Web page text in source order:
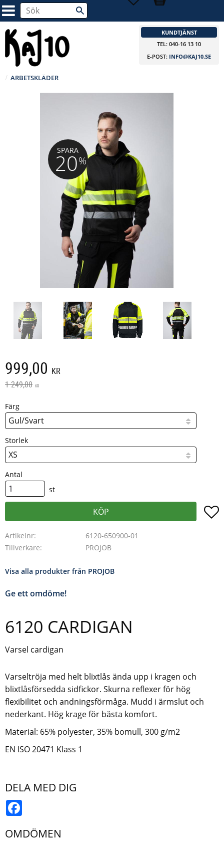
KUNDTJÄNST
TEL: 040-16 13 10
E-POST: INFO@KAJ10.SE
ARBETSKLÄDER
SPARA
20%
Nedsatt pris:
999,00 KR
Ordinarie pris:
1 249,00 KR
Färg
Storlek
Antal
st
KÖP
Artikelnr
6120-650900-01
Tillverkare
PROJOB
Visa alla produkter från PROJOB
Ge ett omdöme!
6120 CARDIGAN
Varsel cardigan
Varseltröja med helt blixtlås ända upp i kragen och
blixtlåsförsedda sidfickor. Skurna reflexer för hög
flexibilitet och andningsförmåga. Mudd i ärmslut och
nederkant. Hög krage för bästa komfort.
Material: 65% polyester, 35% bomull, 300 g/m2
EN ISO 20471 Klass 1
DELA MED DIG
OMDÖMEN